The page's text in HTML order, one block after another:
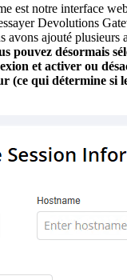
est notre interface
Devolutions
avons ajouté plusieurs
pouvez désormais
et activer ou
(ce qui détermine si